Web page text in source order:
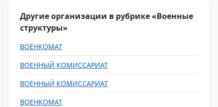
Другие организации в рубрике «Военные
структуры»
ВОЕНКОМАТ
ВОЕННЫЙ КОМИССАРИАТ
ВОЕННЫЙ КОМИССАРИАТ
ВОЕНКОМАТ